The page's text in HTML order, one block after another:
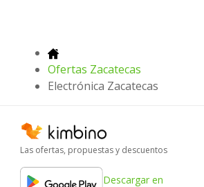
Ofertas Zacatecas
Electrónica Zacatecas
Las ofertas, propuestas y descuentos
Descargar en